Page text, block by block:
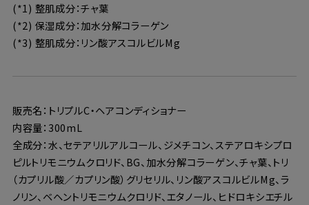
(*1) 整肌成分：チャ葉
(*2) 保湿成分：加水分解コラーゲン
(*3) 整肌成分：リン酸アスコルビルMg
販売名：トリプルC・ヘアコンディショナー
内容量：300mL
全成分：水、セテアリルアルコール、ジメチコン、ステアロキシプロ
ピルトリモニウムクロリド、BG、加水分解コラーゲン、チャ葉、トリ
（カプリル酸／カプリン酸）グリセリル、リン酸アスコルビルMg、ラ
ノリン、ベヘントリモニウムクロリド、エタノール、ヒドロキシエチル